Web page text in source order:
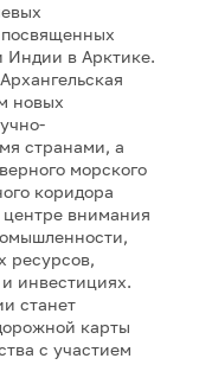
Индии в Арктике.
новых
странами, а
морского
коридора
внимания
ресурсов,
инвестициях.
станет
карты
с участием